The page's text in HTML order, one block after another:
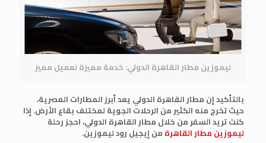
ليموزين مطار القاهرة الدولي: خدمة مميزة لعميل مميز
بالتأكيد إن مطار القاهرة الدولي يعد أبرز المطارات المصرية،
حيث تخرج منه الكثير من الرحلات الجوية لمختلف بقاع الأرض. إذا
كنت تريد السفر من خلال مطار القاهرة الدولي، احجز رحلة
ليموزين مطار القاهرة من إيجيل رود ليموزين.